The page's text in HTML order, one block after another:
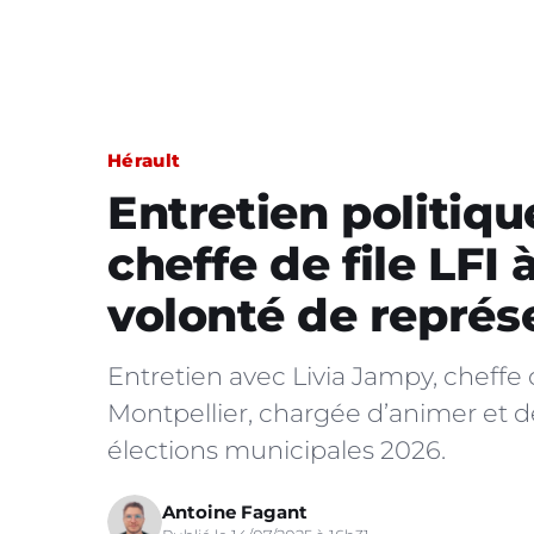
Hérault
Entretien
cheffe de file LFI
volonté de
Entretien avec Livia Jampy,
Montpellier, chargée d’animer et
élections municipales 2026.
Antoine Fagant